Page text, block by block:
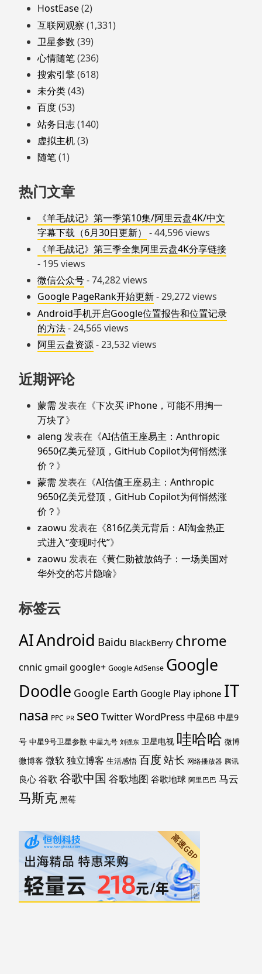
HostEase(2)
互联网观察 (1,331)
卫星参数 (39)
心情随笔(236)
搜索引擎(618)
未分类(43)
百度(53)
站务日志(140)
虚拟主机(3)
随笔(1)
热门文章
《羊毛战记》第一季第10集/阿里云盘4K/中文
字幕下载（6月30日更新）
- 44,596 views
《羊毛战记》第三季全集阿里云盘4K分享链接
- 195 views
微信公众号- 74,282 views
Google PageRank开始更新- 29,272 views
Android手机开启Google位置报告和位置记录
的方法- 24,565 views
阿里云盘资源- 23,532 views
近期评论
蒙需 发表在《下次买 iPhone，可能不用掏一
万块了》
aleng 发表在《AI估值王座易主：Anthropic
9650亿美元登顶，GitHub Copilot为何悄然涨
价？ 》
蒙需 发表在《AI估值王座易主：Anthropic
9650亿美元登顶，GitHub Copilot为何悄然涨
价？ 》
zaowu 发表在《816亿美元背后：AI淘金热正
式进入“变现时代”》
zaowu 发表在《黄仁勋被放鸽子：一场美国对
华外交的芯片隐喻》
标签云
AIAndroid Baidu BlackBerry chrome
cnnic gmail google+ Google AdSense Google
Doodle Google Earth Google Play iphone IT
nasa PPC PR seoTwitterWordPress 中星6B 中星9
号 中星9号卫星参数 中星九号 刘强东 卫星电视 哇哈哈 微博
微博客 微软独立博客 生活感悟 百度 站长 网络播放器 腾讯
良心 谷歌 谷歌中国 谷歌地图 谷歌地球 阿里巴巴 马云
马斯克 黑莓